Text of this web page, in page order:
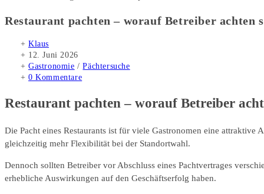
Restaurant pachten – worauf Betreiber achten
Beitrags-
Autor:
Klaus
Beitrag
veröffentlicht:
12. Juni 2026
Beitrags-
Kategorie:
Gastronomie / Pächtersuche
Beitrags-
0 Kommentare
Restaurant pachten – worauf Betreiber
Die Pacht eines Restaurants ist für viele Gastronomen eine
gleichzeitig mehr Flexibilität bei der Standortwahl.
Dennoch sollten Betreiber vor Abschluss eines Pachtvertrages
erhebliche Auswirkungen auf den Geschäftserfolg haben.